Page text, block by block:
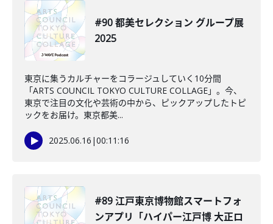
#90 都美セレクション グループ展
2025
東京に集うカルチャーをコラージュしていく10分間
「ARTS COUNCIL TOKYO CULTURE COLLAGE」。今、
東京で注目の文化や芸術の中から、ピックアップしたトピ
ックをお届け。東京都美...
2025.06.16 |00:11:16
#89 江戸東京博物館スマートフォ
ンアプリ「ハイパー江戸博 大正ロ